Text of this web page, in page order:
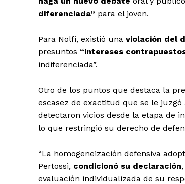
diferenciada” para el joven.
Para Nolfi, existió una violación del
presuntos “intereses
indiferenciada”.
Otro de los puntos que destaca la
escasez de exactitud que se le
detectaron vicios desde la etapa de
lo que restringió su derecho de
“La homogeneización defensiva
Pertossi, condicionó su declaración
evaluación individualizada de su